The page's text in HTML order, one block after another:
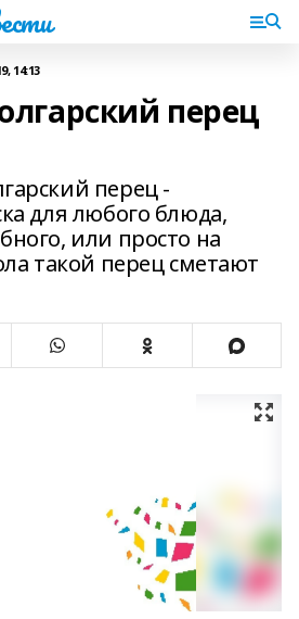
14:13
перец
перец -
для любого блюда,
или просто на
такой перец сметают